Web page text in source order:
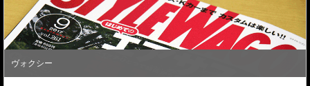
ヴォクシー